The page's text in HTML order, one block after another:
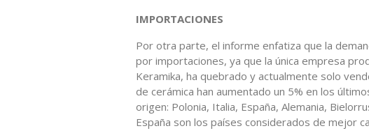
IMPORTACIONES
Por otra parte, el informe enfatiza que la
por importaciones, ya que la única empresa
Keramika, ha quebrado y actualmente solo
de cerámica han aumentado un 5% en los
origen: Polonia, Italia, España, Alemania,
España son los países considerados de mejor